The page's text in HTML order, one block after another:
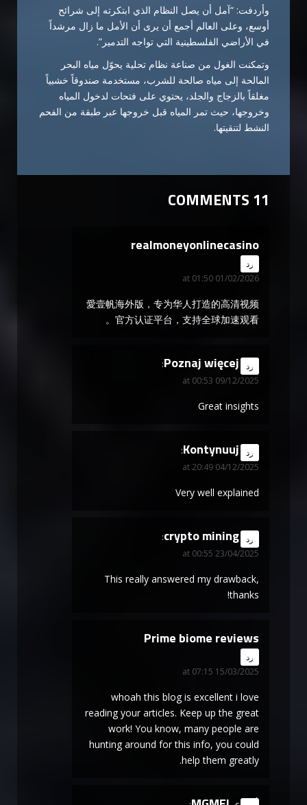
وأردفت: “آمل أن يصل النظام الذي ابتكرته إلى شرائح
أوسع، وعلى العالم أجمع أن يرى أن الأمل ما زال مرشداً
في الأراضي الفلسطينية التي تواجه التدمير”.
وتمكنت الغول من صناعة نظام تحلية يحوّل مياه البحر
المالحة إلى مياه صالحة للشرب، مستخدمة صندوقاً خشبياً
مغلقاً بالزجاج والجلد، يحتوي على فتحات لدخول المياه
وخروجها، حيث تمر المياه قبل خروجها عبر طبقة من الفحم
النشط لتنقيتها.​​​​​​​
11 COMMENTS
realmoneyonlinecasino
says:
01/02/2026 at 01:50
رد
愛壹帆海外版，专为华人打造的高清视频
官方认证平台，支持全球加速观看。
Poznaj więcej
says:
09/12/2025 at 00:53
رد
Great insights
Kontynuuj
says:
04/12/2025 at 20:49
رد
Very well explained
crypto mining
says:
23/04/2025 at 00:55
رد
This really answered my drawback,
thanks!
Prime biome reviews
says:
15/03/2025 at 07:15
رد
whoah this blog is excellent i love
reading your articles. Keep up the great
work! You know, many people are
hunting around for this info, you could
help them greatly.